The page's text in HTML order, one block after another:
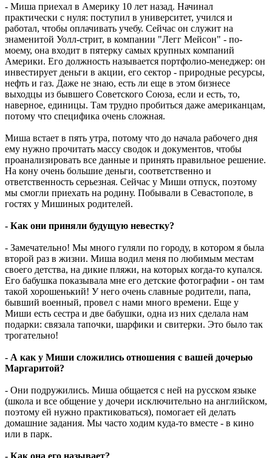
- Миша приехал в Америку 10 лет назад. Начинал
практически с нуля: поступил в университет, учился и
работал, чтобы оплачивать учебу. Сейчас он служит на
знаменитой Уолл-стрит, в компании "Легг Мейсон" - по-
моему, она входит в пятерку самых крупных компаний
Америки. Его должность называется портфолио-менеджер: он
инвестирует деньги в акции, его сектор - природные ресурсы,
нефть и газ. Даже не знаю, есть ли еще в этом бизнесе
выходцы из бывшего Советского Союза, если и есть, то,
наверное, единицы. Там трудно пробиться даже американцам,
потому что специфика очень сложная.
Миша встает в пять утра, потому что до начала рабочего дня
ему нужно прочитать массу сводок и документов, чтобы
проанализировать все данные и принять правильное решение.
На кону очень большие деньги, соответственно и
ответственность серьезная. Сейчас у Миши отпуск, поэтому
мы смогли приехать на родину. Побывали в Севастополе, в
гостях у Мишиных родителей.
- Как они приняли будущую невестку?
- Замечательно! Мы много гуляли по городу, в котором я была
второй раз в жизни. Миша водил меня по любимым местам
своего детства, на дикие пляжи, на которых когда-то купался.
Его бабушка показывала мне его детские фотографии - он там
такой хорошенький! У него очень славные родители, папа,
бывший военный, провел с нами много времени. Еще у
Миши есть сестра и две бабушки, одна из них сделала нам
подарки: связала тапочки, шарфики и свитерки. Это было так
трогательно!
- А как у Миши сложились отношения с вашей дочерью
Маргаритой?
- Они подружились. Миша общается с ней на русском языке
(школа и все общение у дочери исключительно на английском,
поэтому ей нужно практиковаться), помогает ей делать
домашние задания. Мы часто ходим куда-то вместе - в кино
или в парк.
- Как она его называет?